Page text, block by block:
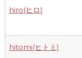
hiro(ヒロ)
hitomi(ヒトミ)